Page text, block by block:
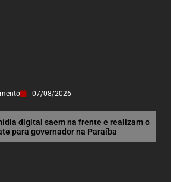
07/08/2026
digital saem na frente e realizam o
para governador na Paraíba